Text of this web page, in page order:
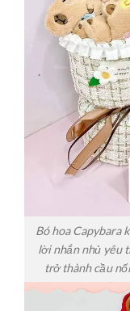
Bó hoa Capybara
lời nhắn nhủ yêu
trở thành cầu